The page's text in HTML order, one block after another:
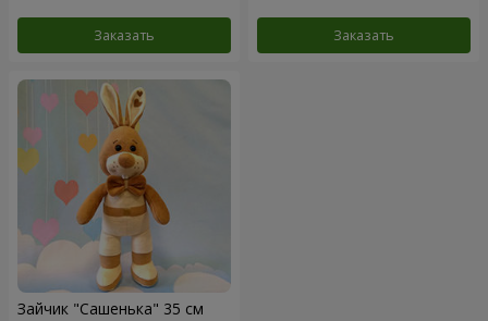
Заказать Заказать
Зайчик "Сашенька" 35 см